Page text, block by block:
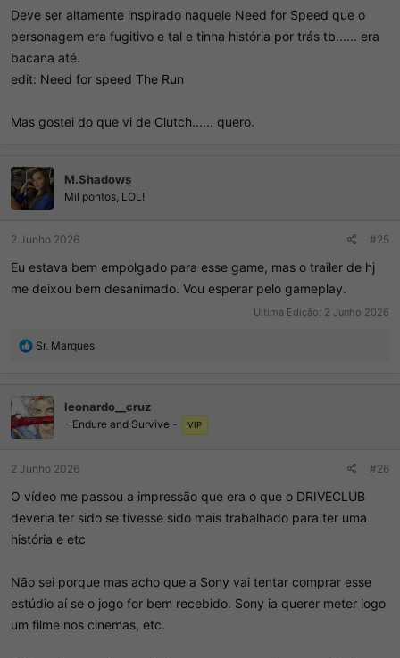
Deve ser altamente inspirado naquele Need for Speed que o
personagem era fugitivo e tal e tinha história por trás tb...... era
bacana até.
edit: Need for speed The Run
Mas gostei do que vi de Clutch...... quero.
M.Shadows
Mil pontos, LOL!
2 Junho 2026 #25
Eu estava bem empolgado para esse game, mas o trailer de hj
me deixou bem desanimado. Vou esperar pelo gameplay.
Ultima Edição: 2 Junho 2026
R
õ
e
s
Sr. Marques
leonardo__cruz
- Endure and Survive - VIP
2 Junho 2026 #26
O vídeo me passou a impressão que era o que o DRIVECLUB
deveria ter sido se tivesse sido mais trabalhado para ter uma
história e etc
Não sei porque mas acho que a Sony vai tentar comprar esse
estúdio aí se o jogo for bem recebido. Sony ia querer meter logo
um filme nos cinemas, etc.